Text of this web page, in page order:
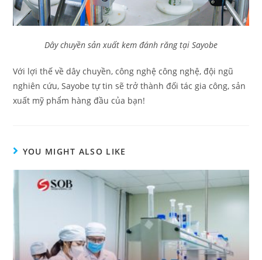
Dây chuyền sản xuất kem đánh răng tại Sayobe
Với lợi thế về dây chuyền, công nghệ công nghệ, đội ngũ
nghiên cứu, Sayobe tự tin sẽ trở thành đối tác gia công, sản
xuất mỹ phẩm hàng đầu của bạn!
YOU MIGHT ALSO LIKE